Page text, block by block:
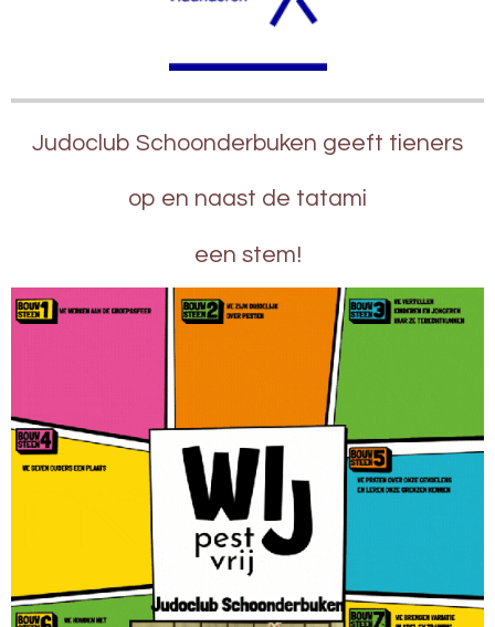
Judoclub Schoonderbuken geeft tieners
op en naast de tatami
een stem!